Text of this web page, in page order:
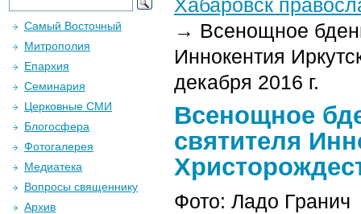
Хабаровск
→ Всенощное
Иннокентия
декабря 2016 г.
Всенощное
святителя
Фото: Ладо Гранич
Самый Восточный
Митрополия
Епархия
Семинария
Церковные СМИ
Блогосфера
Фотогалерея
Медиатека
Вопросы священнику
Архив